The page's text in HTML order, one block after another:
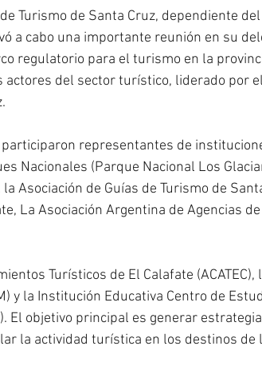
Turismo de Santa Cruz, dependiente
a cabo una importante reunión en su
regulatorio para el turismo en la
actores del sector turístico, liderado por
representantes de
Nacionales (Parque Nacional Los
Asociación de Guías de Turismo de
La Asociación Argentina de Agencias
Turísticos de El Calafate (ACATEC),
y la Institución Educativa Centro de
El objetivo principal es generar
la actividad turística en los destinos de